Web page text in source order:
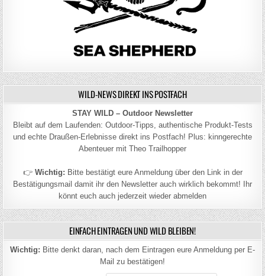
WILD-NEWS DIREKT INS POSTFACH
STAY WILD – Outdoor Newsletter
Bleibt auf dem Laufenden: Outdoor-Tipps, authentische Produkt-Tests
und echte Draußen-Erlebnisse direkt ins Postfach! Plus: kinngerechte
Abenteuer mit Theo Trailhopper
👉 Wichtig: Bitte bestätigt eure Anmeldung über den Link in der
Bestätigungsmail damit ihr den Newsletter auch wirklich bekommt! Ihr
könnt euch auch jederzeit wieder abmelden
EINFACH EINTRAGEN UND WILD BLEIBEN!
Wichtig: Bitte denkt daran, nach dem Eintragen eure Anmeldung per E-
Mail zu bestätigen!